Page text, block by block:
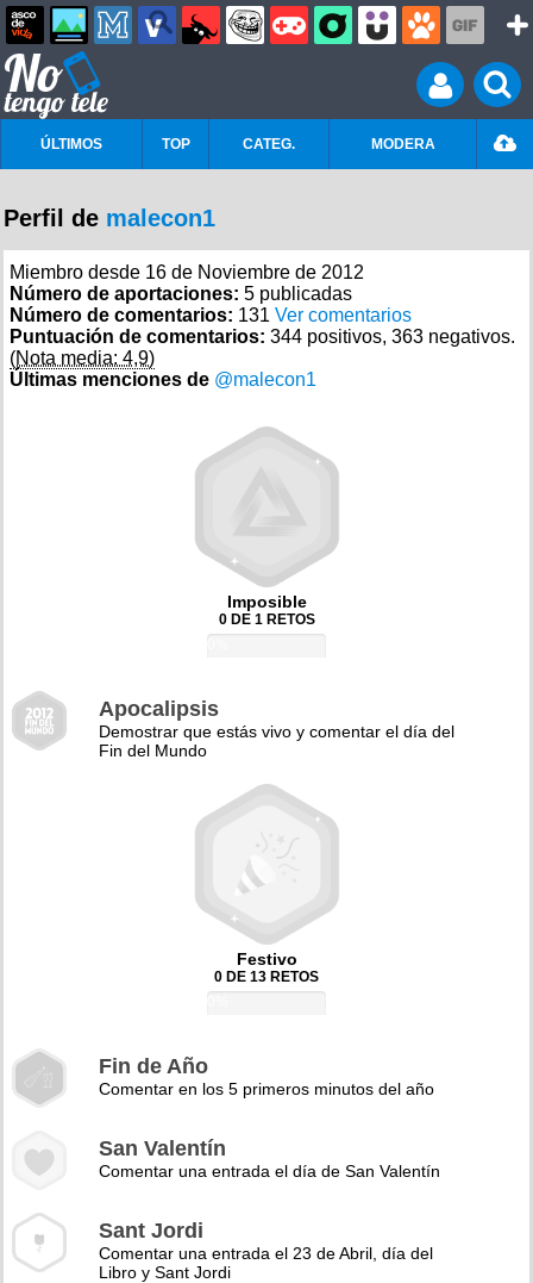
ÚLTIMOS TOP CATEG. MODERA
Perfil de malecon1
Miembro desde 16 de Noviembre de 2012
Número de aportaciones: 5 publicadas
Número de comentarios: 131 Ver comentarios
Puntuación de comentarios: 344 positivos, 363 negativos.
(Nota media: 4,9)
Últimas menciones de @malecon1
Imposible
0 DE 1 RETOS
Apocalipsis
Demostrar que estás vivo y comentar el día del
Fin del Mundo
Festivo
0 DE 13 RETOS
Fin de Año
Comentar en los 5 primeros minutos del año
San Valentín
Comentar una entrada el día de San Valentín
Sant Jordi
Comentar una entrada el 23 de Abril, día del
Libro y Sant Jordi